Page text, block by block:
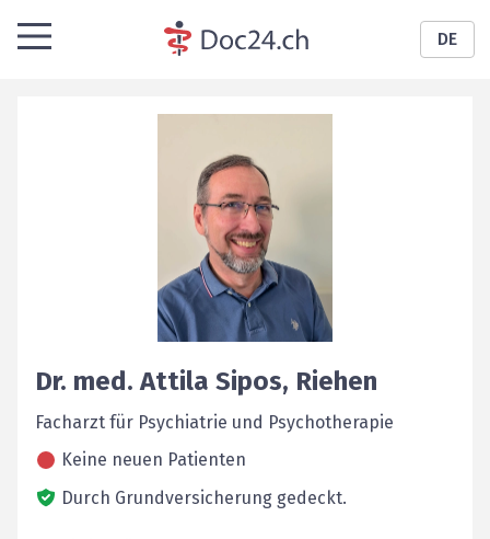
DE
Dr. med. Attila Sipos, Riehen
Facharzt für Psychiatrie und Psychotherapie
Keine neuen Patienten
Durch Grundversicherung gedeckt.